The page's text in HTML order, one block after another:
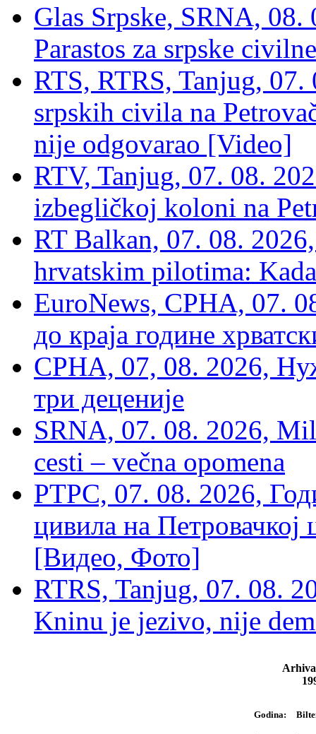
Glas Srpske, SRNA,
Parastos za srpske
RTS, RTRS, Tanjug,
srpskih civila na
nije odgovarao [Video]
RTV, Tanjug, 07. 08.
izbegličkoj koloni na
RT Balkan, 07. 08.
hrvatskim pilotima:
EuroNews, СРНА, 07.
до краја године
СРНА, 07, 08. 2026,
три деценије
SRNA, 07. 08. 2026,
cesti – večna opomena
РТРС, 07. 08. 2026,
цивила на Петровачкој
[Видео, Фото]
RTRS, Tanjug, 07. 08.
Kninu je jezivo, nije
Godina: